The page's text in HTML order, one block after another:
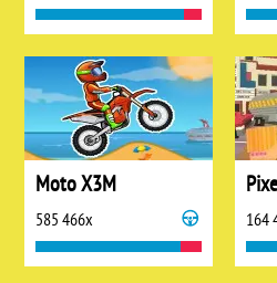
Moto X3M
585 466x 164